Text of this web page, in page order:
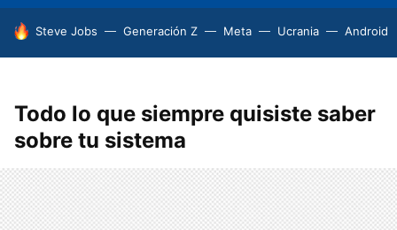
HOY SE HABLA DE
Steve Jobs Generación Z Meta Ucrania Android
Todo lo que siempre quisiste saber
sobre tu sistema